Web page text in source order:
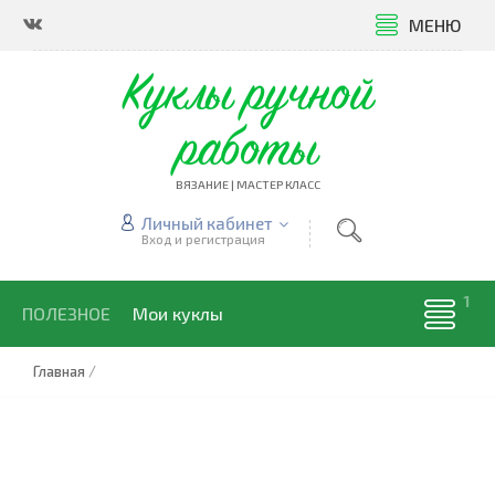
МЕНЮ
Куклы ручной
работы
ВЯЗАНИЕ | МАСТЕР КЛАСС
Личный кабинет
Вход и регистрация
ПОЛЕЗНОЕ Мои куклы
Главная /